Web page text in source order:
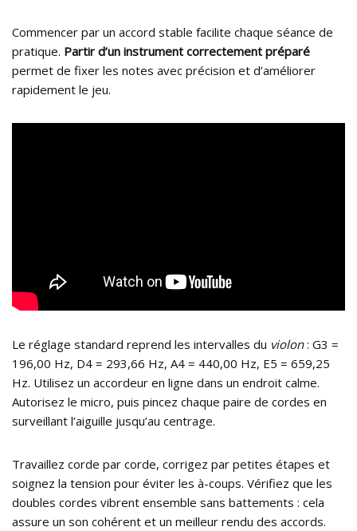
Commencer par un accord stable facilite chaque séance de
pratique. Partir d’un instrument correctement préparé
permet de fixer les notes avec précision et d’améliorer
rapidement le jeu.
Le réglage standard reprend les intervalles du violon: G3 =
196,00 Hz, D4 = 293,66 Hz, A4 = 440,00 Hz, E5 = 659,25
Hz. Utilisez un accordeur en ligne dans un endroit calme.
Autorisez le micro, puis pincez chaque paire de cordes en
surveillant l’aiguille jusqu’au centrage.
Travaillez corde par corde, corrigez par petites étapes et
soignez la tension pour éviter les à-coups. Vérifiez que les
doubles cordes vibrent ensemble sans battements : cela
assure un son cohérent et un meilleur rendu des accords.